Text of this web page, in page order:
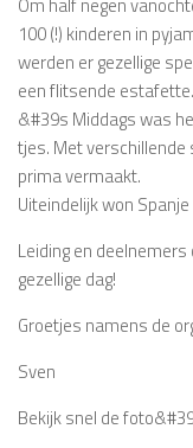
100 (!) kinderen in
werden er gezellige
een flitsende estafette.
&#39s Middags was
tjes. Met verschillende
prima vermaakt.
Uiteindelijk won
Leiding en
gezellige dag!
Groetjes namens de
Sven
Bekijk snel de